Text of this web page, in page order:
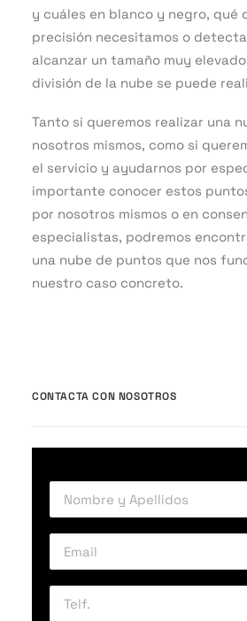
y cuáles en blanco y negro, qué
precisión necesitamos o
alcanzar un tamaño muy
división de la nube se puede
Tanto si queremos realizar una
nosotros mismos, como si
el servicio y ayudarnos por
importante conocer estos
por nosotros mismos o en
especialistas, podremos
una nube de puntos que nos
nuestro caso concreto.
CONTACTA CON NOSOTROS